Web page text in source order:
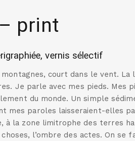
print
vernis sélectif
court dans le vent. La
Je parle avec mes pieds. Mes
du monde. Un simple
mes paroles laisseraient-elles
à la zone limitrophe des terres
l’ombre des actes. On se